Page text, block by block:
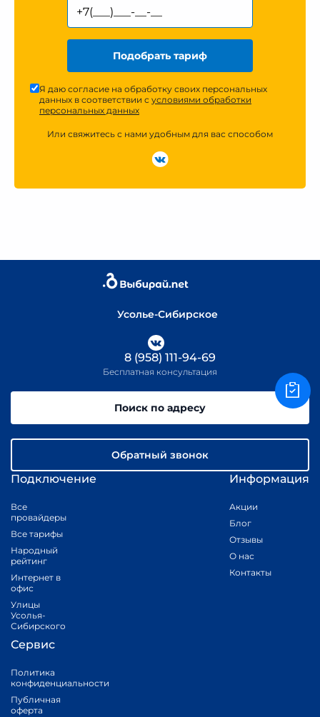
Подобрать тариф
Я даю согласие на обработку своих персональных
данных в соответствии с условиями обработки
персональных данных
Или свяжитесь с нами удобным для вас способом
Усолье-Сибирское
Подключение
Все
провайдеры
Все тарифы
Народный
рейтинг
Интернет в
офис
Улицы
Усолья-
Сибирского
Информация
Акции
Блог
Отзывы
О нас
Контакты
Сервис
Политика
конфиденциальности
Публичная
оферта
8 (958) 111-94-69
Бесплатная консультация
Поиск по адресу
Обратный звонок